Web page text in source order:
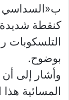
ب«السداسي
كنقطة شديدة
التلسكوبات
بوضوح.
وأشار إلى
المسائية